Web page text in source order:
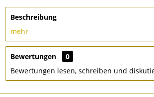
Beschreibung
mehr
Bewertungen
0
Bewertungen lesen, schreiben und